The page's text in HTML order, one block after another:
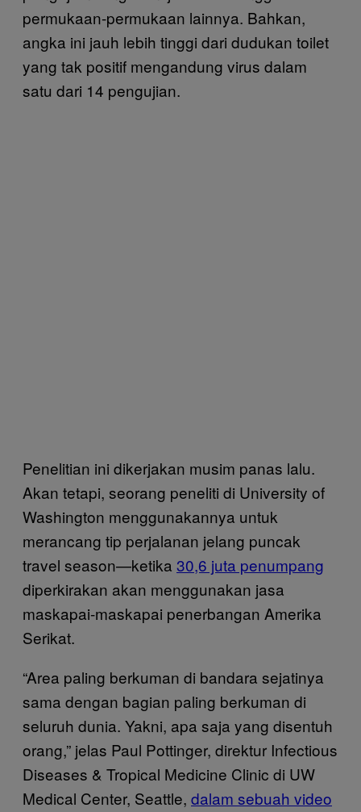
permukaan-permukaan lainnya. Bahkan,
angka ini jauh lebih tinggi dari dudukan toilet
yang tak positif mengandung virus dalam
satu dari 14 pengujian.
Penelitian ini dikerjakan musim panas lalu.
Akan tetapi, seorang peneliti di University of
Washington menggunakannya untuk
merancang tip perjalanan jelang puncak
travel season—ketika 30,6 juta penumpang
diperkirakan akan menggunakan jasa
maskapai-maskapai penerbangan Amerika
Serikat.
“Area paling berkuman di bandara sejatinya
sama dengan bagian paling berkuman di
seluruh dunia. Yakni, apa saja yang disentuh
orang,” jelas Paul Pottinger, direktur Infectious
Diseases & Tropical Medicine Clinic di UW
Medical Center, Seattle, dalam sebuah video